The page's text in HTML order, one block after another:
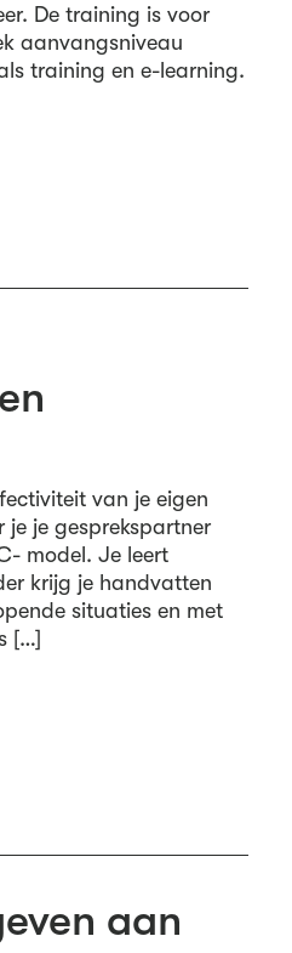
De training is voor
aanvangsniveau
training en e-learning.
van je eigen
je je gesprekspartner
model. Je leert
krijg je handvatten
situaties en met
[…]
aan